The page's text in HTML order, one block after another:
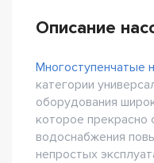
Описание
Многоступенчатые
категории
оборудования
которое прекрасно
водоснабжения
непростых